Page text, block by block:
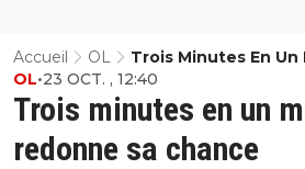
Accueil OL
Trois Minutes En Un
Chance
Trois minutes en un
redonne sa chance
OL•23 OCT. , 12:40